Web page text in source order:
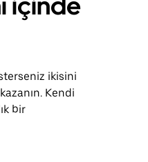
ikisini
Kendi
bir